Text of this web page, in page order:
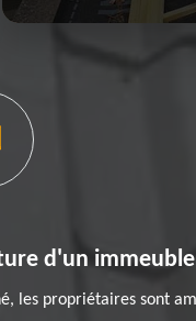
d'un immeuble
les propriétaires sont